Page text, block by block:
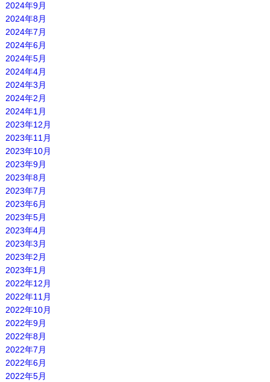
2024年9月
2024年8月
2024年7月
2024年6月
2024年5月
2024年4月
2024年3月
2024年2月
2024年1月
2023年12月
2023年11月
2023年10月
2023年9月
2023年8月
2023年7月
2023年6月
2023年5月
2023年4月
2023年3月
2023年2月
2023年1月
2022年12月
2022年11月
2022年10月
2022年9月
2022年8月
2022年7月
2022年6月
2022年5月